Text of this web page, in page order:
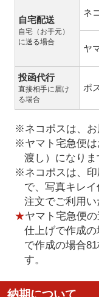
自宅配送
自宅（お手元）
に送る場合
ネ
ヤ
投函代行
直接相手に届け
る場合
ポ
※ネコポスは、お
※ヤマト宅急便は
渡し）になりま
※ネコポスは、印
で、写真キレ
注文でご利用い
★ヤマト宅急便
仕上げで作成
で作成の場合
す。